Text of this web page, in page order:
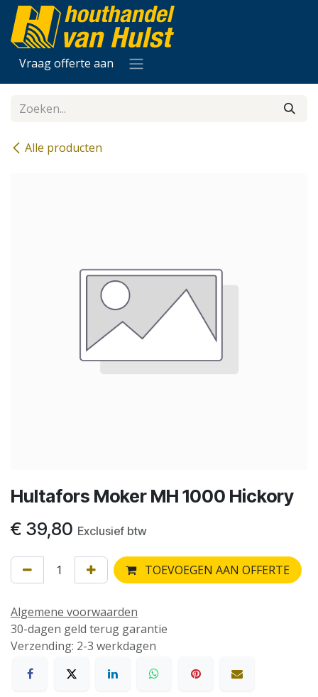
Overslaan naar inhoud
Vraag offerte aan
Alle producten
Hultafors Moker MH 1000 Hickory
€ 39,80 Exclusief btw
TOEVOEGEN AAN OFFERTE
Algemene voorwaarden
30-dagen geld terug garantie
Verzending: 2-3 werkdagen